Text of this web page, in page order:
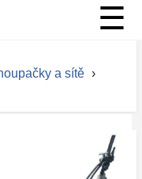
☰
a sítě ›